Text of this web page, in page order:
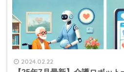
2024.02.22